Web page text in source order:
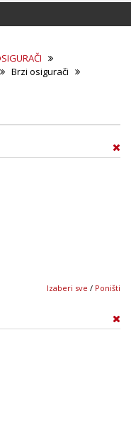
Brzi osigurači
Izaberi sve / Poništi